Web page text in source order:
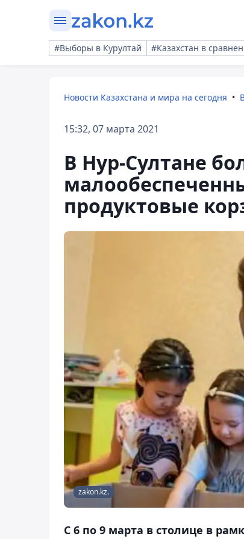
#Выборы в Курултай #Казахстан в
Новости Казахстана и мира на сегодня
15:32, 07 марта 2021
В Нур-Султане
продуктовые
zakon.kz.
С 6 по 9 марта в столице в